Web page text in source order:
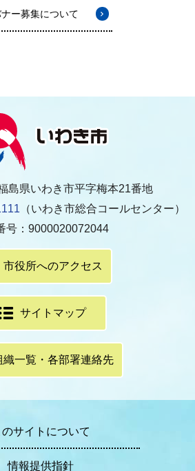
ー募集について
県いわき市平字梅本21番地
（いわき市総合コールセンター）
号：9000020072044
市役所へのアクセス
サイトマップ
織一覧・各部署連絡先
のサイトについて
情報提供指針